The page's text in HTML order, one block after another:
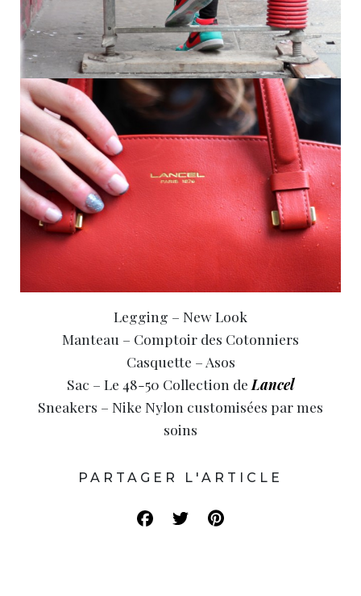
Legging – New Look
Manteau – Comptoir des Cotonniers
Casquette – Asos
Sac – Le 48-50 Collection de Lancel
Sneakers – Nike Nylon customisées par mes
soins
PARTAGER L'ARTICLE